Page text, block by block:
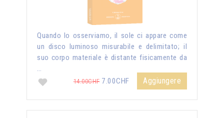
Quando lo osserviamo, il sole ci appare come
un disco luminoso misurabile e delimitato; il
suo corpo materiale è distante fisicamente da
…
14.00CHF7.00CHF Aggiungere